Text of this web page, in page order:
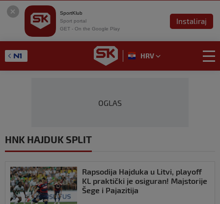
SportKlub
Sport portal
GET - On the Google Play
Instaliraj
HRV
OGLAS
HNK HAJDUK SPLIT
Rapsodija Hajduka u Litvi, playoff
KL praktički je osiguran! Majstorije
Šege i Pajazitija